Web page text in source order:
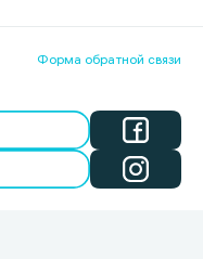
Форма обратной связи